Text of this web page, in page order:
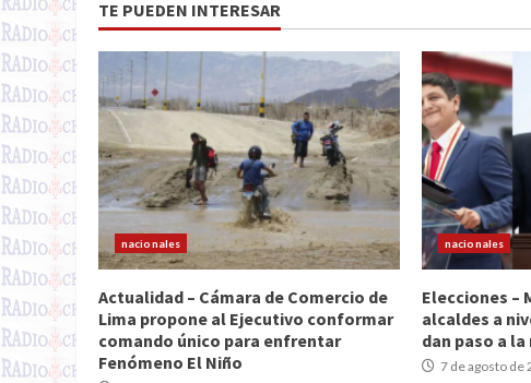
TE PUEDEN INTERESAR
nacionales
Actualidad – Cámara de Comercio de
Lima propone al Ejecutivo conformar
comando único para enfrentar
Fenómeno El Niño
nacionales
Elecciones –
alcaldes a
dan paso a
7 de agosto de